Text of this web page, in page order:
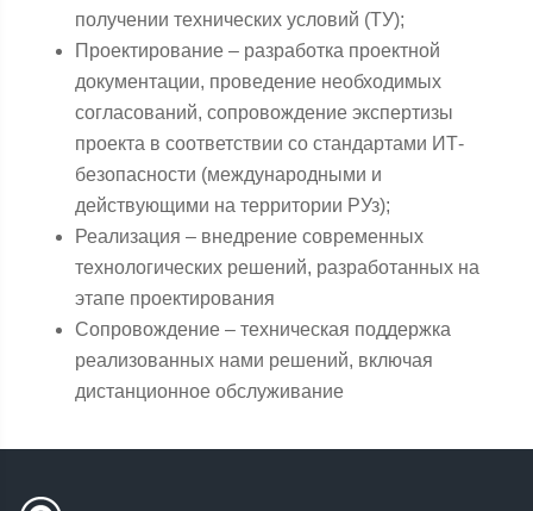
получении технических условий (ТУ);
Проектирование – разработка проектной
документации, проведение необходимых
согласований, сопровождение экспертизы
проекта в соответствии со стандартами ИТ-
безопасности (международными и
действующими на территории РУз);
Реализация – внедрение современных
технологических решений, разработанных на
этапе проектирования
Сопровождение – техническая поддержка
реализованных нами решений, включая
дистанционное обслуживание